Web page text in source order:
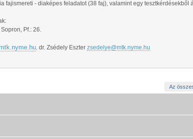
- diaképes feladatot (38 faj), valamint egy tesztkérdésekből
Pf.: 26.
, dr. Zsédely Eszter zsedelye@mtk.nyme.hu
Az